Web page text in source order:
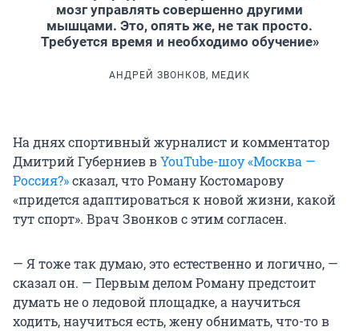
мозг управлять совершенно другими
мышцами. Это, опять же, не так просто.
Требуется время и необходимо обучение»
АНДРЕЙ ЗВОНКОВ, МЕДИК
На днях спортивный журналист и комментатор
Дмитрий Губерниев вYouTube-шоу «Москва —
Россия?»сказал, что Роману Костомарову
«придется адаптироваться к новой жизни, какой
тут спорт». Врач Звонков с этим согласен.
— Я тоже так думаю, это естественно и логично, —
сказал он. — Первым делом Роману предстоит
думать не о ледовой площадке, а научиться
ходить, научиться есть, жену обнимать, что-то в